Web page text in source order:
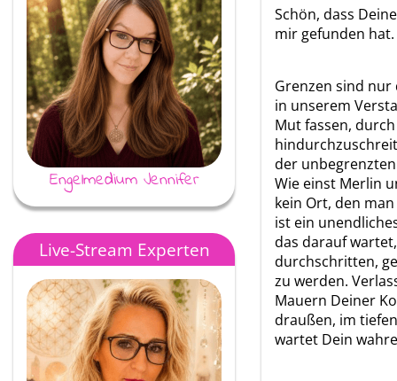
Engelmedium Jennifer Annina
Live-Stream Experten
Schön, dass
mir gefunden hat.
Grenzen sind nur
in unserem
Mut fassen,
der
Wie einst Merlin
kein Ort, den
ist ein
das darauf
durchschritten,
zu werden.
Mauern Deiner
draußen, im
wartet Dein